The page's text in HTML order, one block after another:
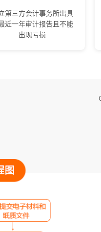
第三方会计事务所出具
近一年审计报告且不能
出现亏损